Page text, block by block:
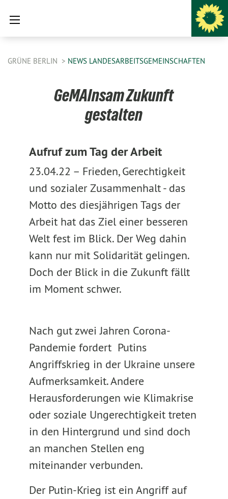
GRÜNE BERLIN NEWS LANDESARBEITSGEMEINSCHAFTEN
GeMAInsam Zukunft
gestalten
Aufruf zum Tag der Arbeit
23.04.22 – Frieden, Gerechtigkeit
und sozialer Zusammenhalt - das
Motto des diesjährigen Tags der
Arbeit hat das Ziel einer besseren
Welt fest im Blick. Der Weg dahin
kann nur mit Solidarität gelingen.
Doch der Blick in die Zukunft fällt
im Moment schwer.
Nach gut zwei Jahren Corona-
Pandemie fordert Putins
Angriffskrieg in der Ukraine unsere
Aufmerksamkeit. Andere
Herausforderungen wie Klimakrise
oder soziale Ungerechtigkeit treten
in den Hintergrund und sind doch
an manchen Stellen eng
miteinander verbunden.
Der Putin-Krieg ist ein Angriff auf